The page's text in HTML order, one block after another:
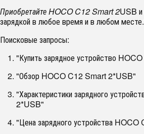
Приобретайте HOCO C12 Smart 2USB и
зарядкой в любое время и в любом
Поисковые запросы:
"Купить зарядное устройство
"Обзор HOCO C12 Smart 2*USB"
"Характеристики зарядного
2*USB"
"Цена зарядного устройства